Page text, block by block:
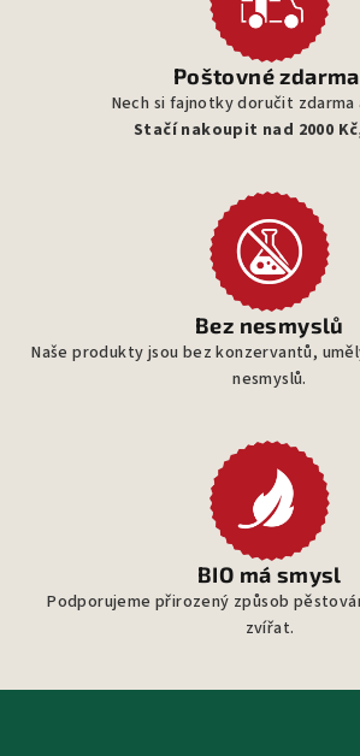
Poštovné
Nech si fajnotky doručit zdarma
Stačí nakoupit nad 2000
Bez nesmyslů
Naše produkty jsou bez konzervantů,
nesmyslů.
BIO má smysl
Podporujeme přirozený způsob
zvířat.